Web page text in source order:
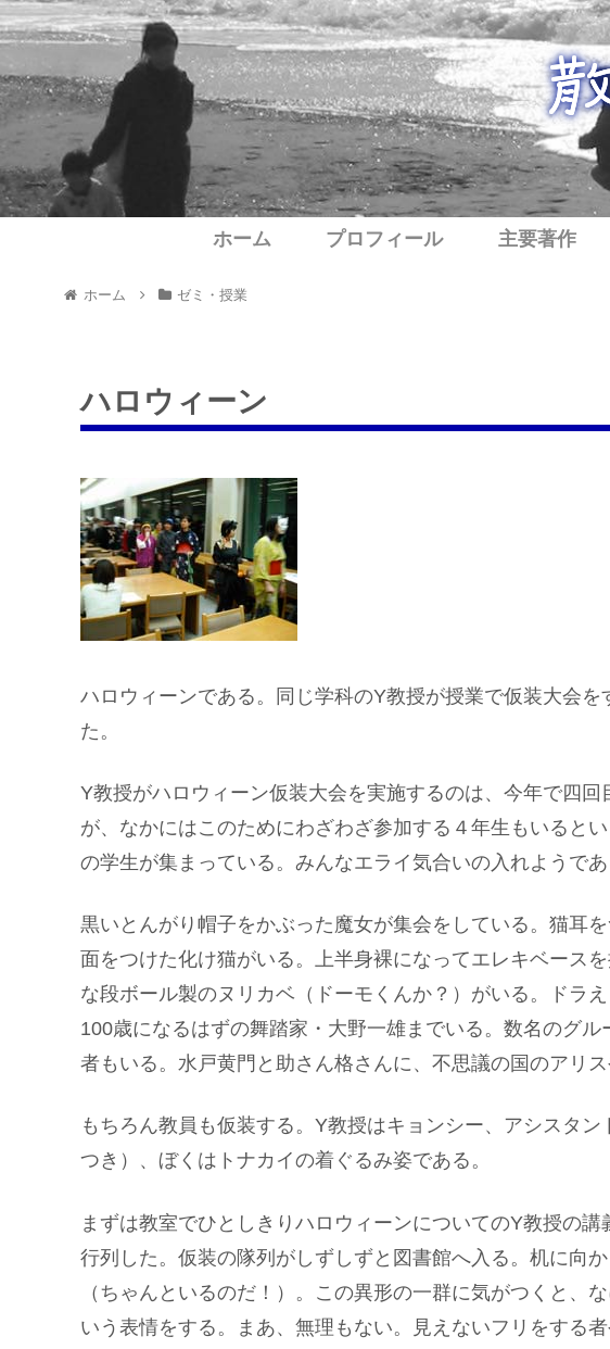
ホーム プロフィール 主要著作
ホーム ゼミ・授業
ハロウィーン
ハロウィーンである。同じ学科のY教授が授業で仮装大会
た。
Y教授がハロウィーン仮装大会を実施するのは、今年で四
が、なかにはこのためにわざわざ参加する４年生もいると
の学生が集まっている。みんなエライ気合いの入れようであ
黒いとんがり帽子をかぶった魔女が集会をしている。猫耳
面をつけた化け猫がいる。上半身裸になってエレキベース
な段ボール製のヌリカベ（ドーモくんか？）がいる。ドラ
100歳になるはずの舞踏家・大野一雄までいる。数名のグ
者もいる。水戸黄門と助さん格さんに、不思議の国のアリ
もちろん教員も仮装する。Y教授はキョンシー、アシスタ
つき）、ぼくはトナカイの着ぐるみ姿である。
まずは教室でひとしきりハロウィーンについてのY教授の
行列した。仮装の隊列がしずしずと図書館へ入る。机に向
（ちゃんといるのだ！）。この異形の一群に気がつくと、
いう表情をする。まあ、無理もない。見えないフリをする